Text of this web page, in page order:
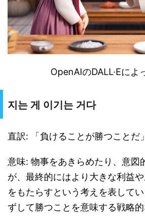
OpenAIのDALL·Eによ
지는 게 이기는 거다
直訳: 「負けることが勝つことだ」
意味: 物事をあきらめたり、意図
が、最終的にはより大きな利益
をもたらすという考えを表して
ずして勝つことを意味する戦略的